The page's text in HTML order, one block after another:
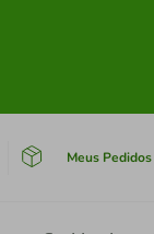
Meus Pedidos